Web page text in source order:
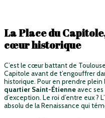
La Place du
cœur historique
C’est le cœur battant de
Capitole avant de t’engouffrer
historique. Pour en prendre plein
quartier Saint-Étienneavec
d’exception. Le roi d’entre eux ? L’
absolu de la Renaissance qui